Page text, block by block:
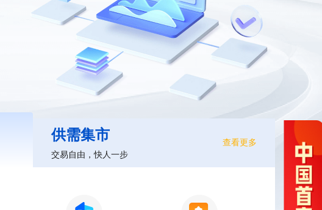
供需集市
交易自由，快人一步
查看更多